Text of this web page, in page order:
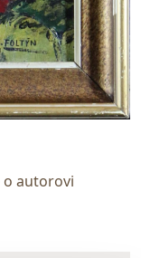
o autorovi